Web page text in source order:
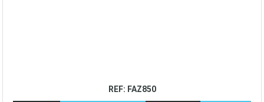
REF: FAZ850